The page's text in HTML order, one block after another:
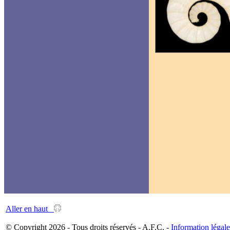
Aller en haut
© Copyright 2026 - Tous droits réservés - A.F.C. - Information légale